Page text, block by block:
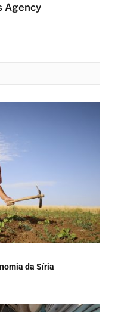
Agency
da Síria